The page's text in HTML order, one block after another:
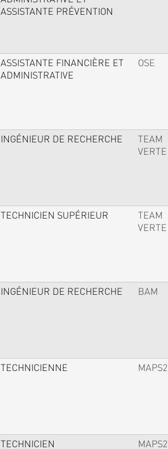
ASSISTANTE PRÉVENTION
ASSISTANTE FINANCIÈRE ET
ADMINISTRATIVE
OSE
INGÉNIEUR DE RECHERCHE
TEAM
VERTE
TECHNICIEN SUPÉRIEUR
TEAM
VERTE
INGÉNIEUR DE RECHERCHE BAM
TECHNICIENNE MAPS2
TECHNICIEN
MAPS2